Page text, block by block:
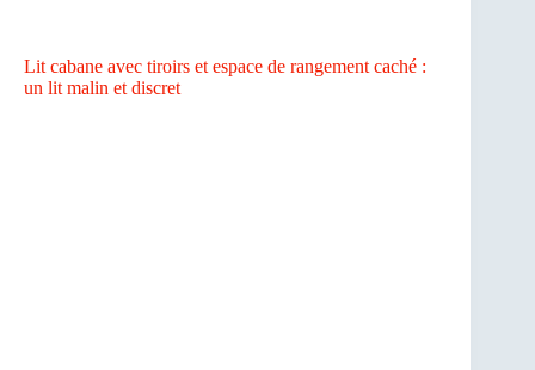
Lit cabane avec tiroirs et espace de rangement caché :
un lit malin et discret